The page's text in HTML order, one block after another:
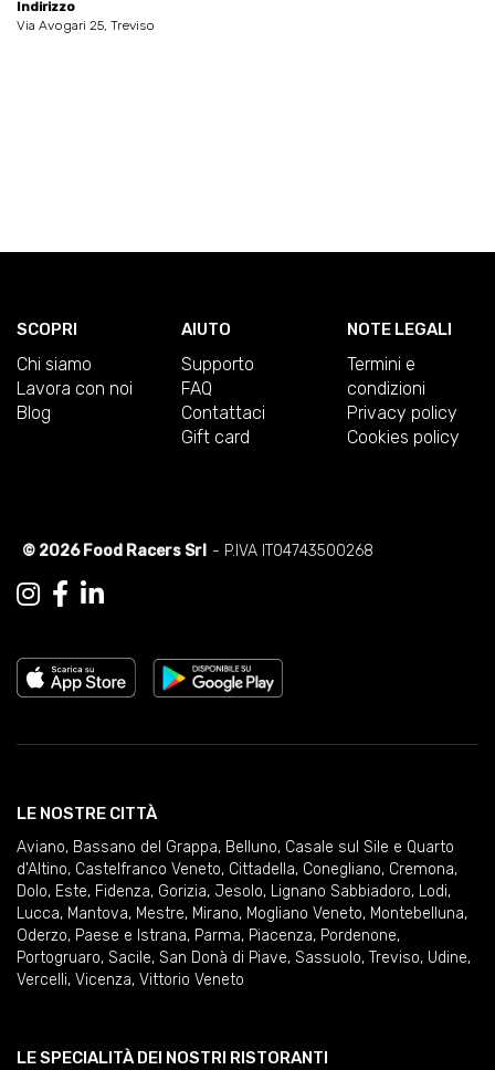
Indirizzo
Via Avogari 25, Treviso
SCOPRI
Chi siamo
Lavora con noi
Blog
AIUTO
Supporto
FAQ
Contattaci
Gift card
NOTE LEGALI
Termini e
condizioni
Privacy policy
Cookies policy
© 2026 Food Racers Srl - P.IVA IT04743500268
LE NOSTRE CITTÀ
Aviano, Bassano del Grappa, Belluno, Casale sul Sile e Quarto
d'Altino, Castelfranco Veneto, Cittadella, Conegliano, Cremona,
Dolo, Este, Fidenza, Gorizia, Jesolo, Lignano Sabbiadoro, Lodi,
Lucca, Mantova, Mestre, Mirano, Mogliano Veneto, Montebelluna,
Oderzo, Paese e Istrana, Parma, Piacenza, Pordenone,
Portogruaro, Sacile, San Donà di Piave, Sassuolo, Treviso, Udine,
Vercelli, Vicenza, Vittorio Veneto
LE SPECIALITÀ DEI NOSTRI RISTORANTI